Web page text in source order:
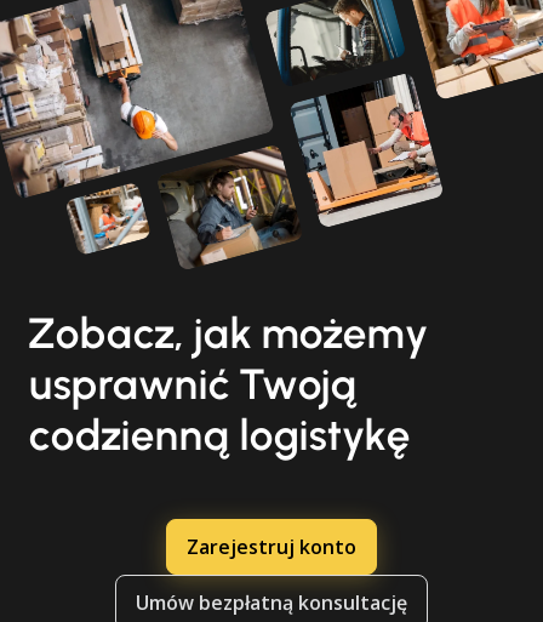
Zobacz, jak możemy
usprawnić Twoją
codzienną logistykę
Zarejestruj konto
Umów bezpłatną konsultację